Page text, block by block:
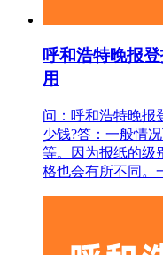
呼和浩特晚报
用
问：呼和浩特晚报
少钱?答：一般情
等。因为报纸的级
格也会有所不同。